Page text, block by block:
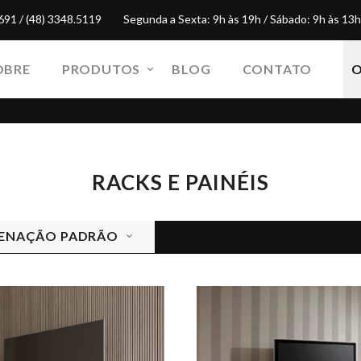
/ (48) 3348.5119 Segunda a Sexta: 9h às 19h / Sábado: 9h às 13h
PRODUTOS BLOG CONTATO
RACKS E PAINÉIS
PADRÃO